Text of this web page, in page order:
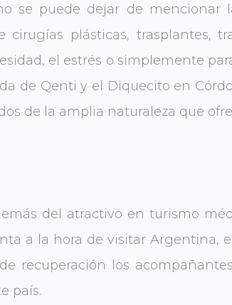
se puede dejar de
cirugías plásticas, trasplantes,
el estrés o simplemente
de Qenti y el Diquecito en
de la amplia naturaleza que
del atractivo en turismo
a la hora de visitar Argentina,
recuperación los
país.